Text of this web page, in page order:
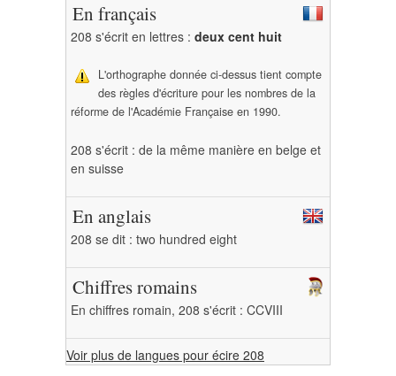
En français
208 s'écrit en lettres : deux cent huit
L'orthographe donnée ci-dessus tient compte
des règles d'écriture pour les nombres de la
réforme de l'Académie Française en 1990.
208 s'écrit : de la même manière en belge et
en suisse
En anglais
208 se dit : two hundred eight
Chiffres romains
En chiffres romain, 208 s'écrit : CCVIII
Voir plus de langues pour écire 208